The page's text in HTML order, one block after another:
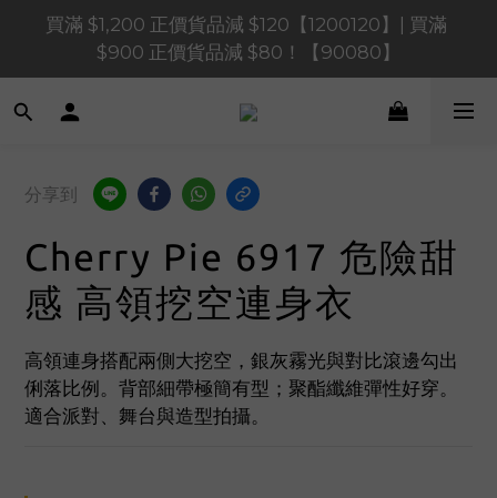
買滿 $1,200 正價貨品減 $120【1200120】| 買滿
$900 正價貨品減 $80！【90080】
買滿 $1,200 正價貨品減 $120【1200120】| 買滿
$900 正價貨品減 $80！【90080】
買滿 $600 正價貨品減 $40【60040】| 買滿 $400 正
📢 系統維護通知 – SHOPLINE Payments FPS將於
2026 年 8 月 9 日（日）凌晨 01:00 至 11:00 暫停交易
買滿 $1,200 正價貨品減 $120【1200120】| 買滿
$900 正價貨品減 $80！【90080】
分享到
Cherry Pie 6917 危險甜
感 高領挖空連身衣
高領連身搭配兩側大挖空，銀灰霧光與對比滾邊勾出
俐落比例。背部細帶極簡有型；聚酯纖維彈性好穿。
適合派對、舞台與造型拍攝。